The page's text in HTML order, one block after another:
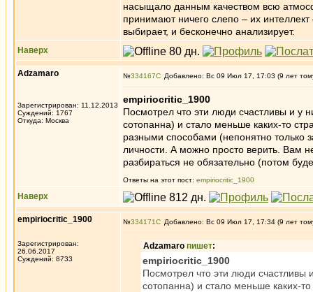
насыщало данным качеством всю
принимают ничего слепо – их интеллект
выбирает, и бесконечно анализирует.
Наверх
Adzamaro
Зарегистрирован: 11.12.2013
Суждений: 1767
Откуда: Москва
№334167 Добавлено: Вс 09 Июл 17, 17:03 (9 лет
empiriocritic_1900
Посмотрел что эти люди счастливы и у
сотопанна) и стало меньше каких-то
разными способами (непонятно только
личности. А можно просто верить. Вам
разбираться не обязательно (потом
Ответы на этот пост: empiriocritic_1900
Наверх
empiriocritic_1900
Зарегистрирован:
26.06.2017
Суждений: 8733
№334171 Добавлено: Вс 09 Июл 17, 17:34 (9 лет
Adzamaro пишет:
empiriocritic_1900
Посмотрел что эти люди счастливы
сотопанна) и стало меньше каких-